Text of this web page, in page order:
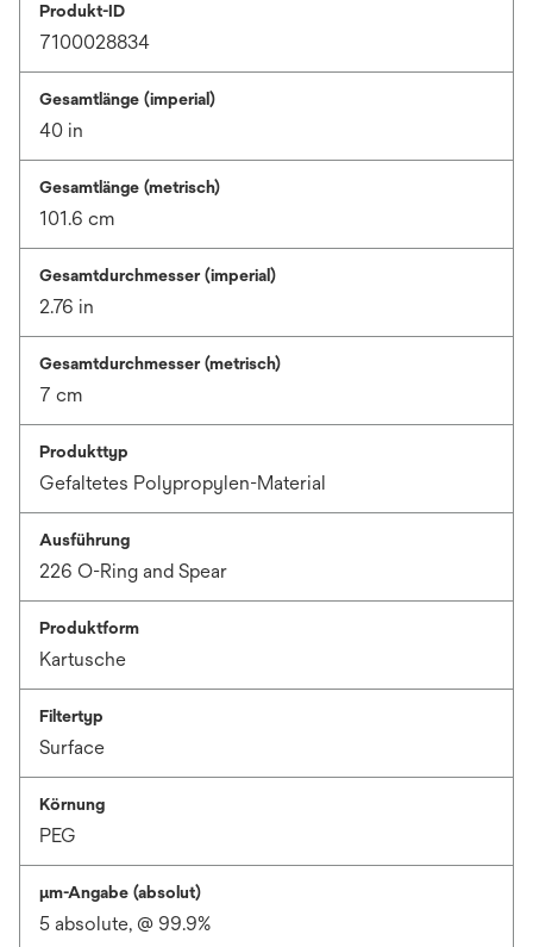
Produkt-ID
7100028834
Gesamtlänge (imperial)
40 in
Gesamtlänge (metrisch)
101.6 cm
Gesamtdurchmesser (imperial)
2.76 in
Gesamtdurchmesser (metrisch)
7 cm
Produkttyp
Gefaltetes Polypropylen-Material
Ausführung
226 O-Ring and Spear
Produktform
Kartusche
Filtertyp
Surface
Körnung
PEG
μm-Angabe (absolut)
5 absolute, @ 99.9%